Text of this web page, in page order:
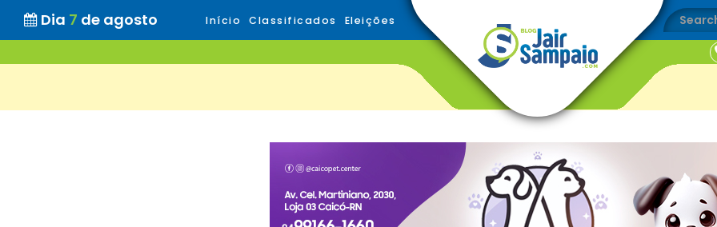
Dia 7 de agosto Início Classificados Eleições